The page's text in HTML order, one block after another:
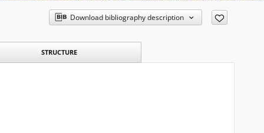
Download bibliography description
STRUCTURE